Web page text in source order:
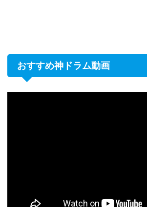
おすすめ神ドラム動画